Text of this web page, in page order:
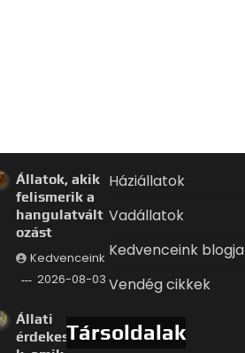
Állatok, akik
felismerik a
hangulatvált
ozást
Kedvenceink
2026-08-03
Állati
érdekessége
Háziállatok
Vadállatok
Kedvenceink blogja
Vendég cikkek
Társoldalak